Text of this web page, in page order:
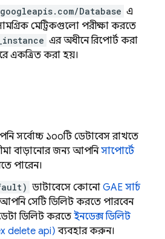
Database এ
মেট্রিকগুলো পরীক্ষা করতে
এর অধীনে রিপোর্ট করা
একত্রিত করা হয়।
আপনি সর্বোচ্চ ১০০টি ডেটাবেস রাখতে
বাড়ানোর জন্য আপনিসাপোর্টে
পারেন।
ডাটাবেসে কোনো GAE সার্চ
সেটি ডিলিট করতে পারবেন
ডিলিট করতে ইনডেক্স ডিলিট
delete api)ব্যবহার করুন।